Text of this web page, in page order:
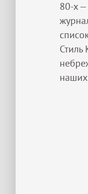
80-х —
Стиль